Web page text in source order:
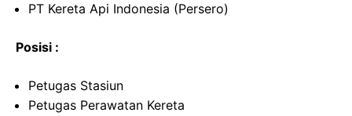
PT Kereta Api Indonesia (Persero)
Posisi :
Petugas Stasiun
Petugas Perawatan Kereta